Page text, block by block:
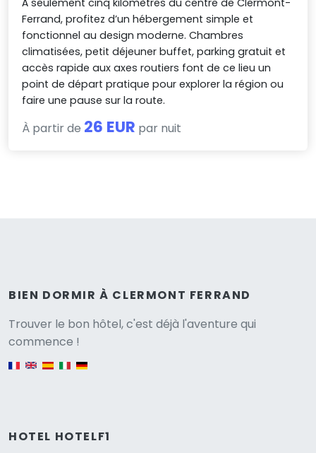
Ferrand, profitez d’un hébergement simple et
fonctionnel au design moderne. Chambres
climatisées, petit déjeuner buffet, parking gratuit et
accès rapide aux axes routiers font de ce lieu un
point de départ pratique pour explorer la région ou
faire une pause sur la route.
À partir de 26 EUR par nuit
BIEN DORMIR À CLERMONT FERRAND
Trouver le bon hôtel, c'est déjà l'aventure qui
commence !
HOTEL HOTELF1